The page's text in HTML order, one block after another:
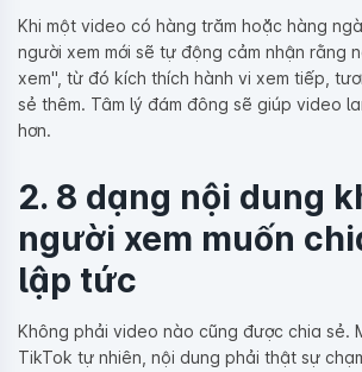
Khi một video có hàng trăm hoặc hàng
người xem mới sẽ tự động cảm nhận rằng
xem", từ đó kích thích hành vi xem tiếp,
sẻ thêm. Tâm lý đám đông sẽ giúp video
hơn.
2. 8 dạng nội dung
người xem muốn
lập tức
Không phải video nào cũng được chia sẻ.
TikTok tự nhiên, nội dung phải thật sự